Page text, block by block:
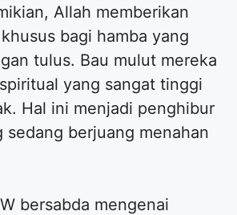
Allah memberikan
bagi hamba yang
tulus. Bau mulut mereka
yang sangat tinggi
Hal ini menjadi penghibur
sedang berjuang menahan
bersabda mengenai